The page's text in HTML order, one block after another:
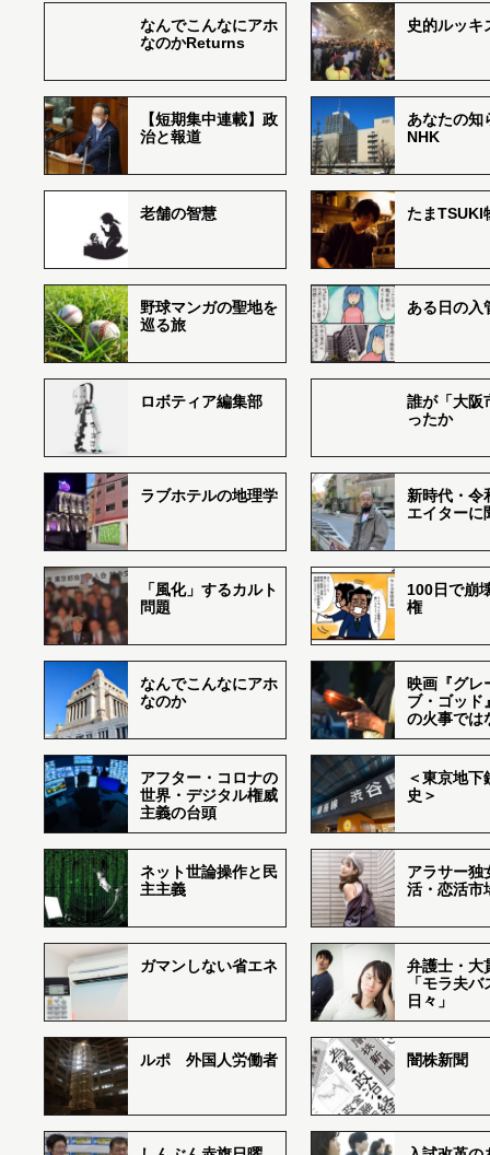
なんでこんなにアホ
なのかReturns
史的ルッキ
【短期集中連載】政
治と報道
あなたの知
NHK
老舗の智慧 たまTSUKI
野球マンガの聖地を
巡る旅
ある日の入
ロボティア編集部
誰が「大阪
ったか
ラブホテルの地理学
新時代・令
エイターに
「風化」するカルト
問題
100日で崩
権
なんでこんなにアホ
なのか
映画『グレ
ブ・ゴッド
の火事では
アフター・コロナの
世界・デジタル権威
主義の台頭
＜東京地下
史＞
ネット世論操作と民
主主義
アラサー独
活・恋活市
ガマンしない省エネ
弁護士・大
「モラ夫
日々」
ルポ 外国人労働者 闇株新聞